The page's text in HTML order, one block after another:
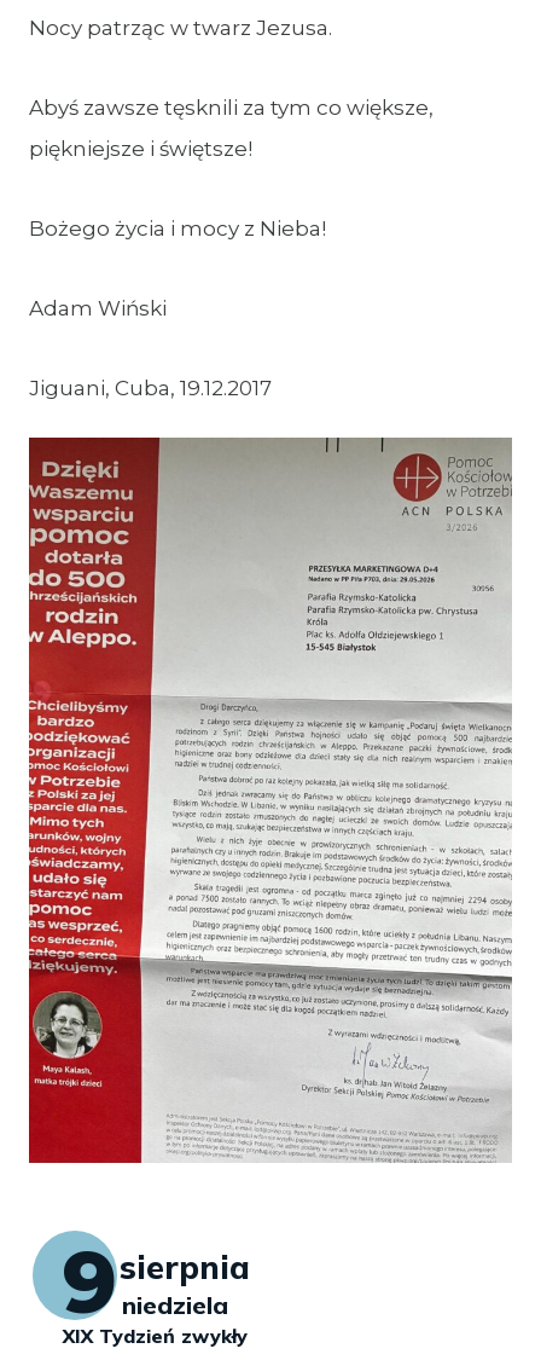
Nocy patrząc w twarz Jezusa.
Abyś zawsze tęsknili za tym co większe,
piękniejsze i świętsze!
Bożego życia i mocy z Nieba!
Adam Wiński
Jiguani, Cuba, 19.12.2017